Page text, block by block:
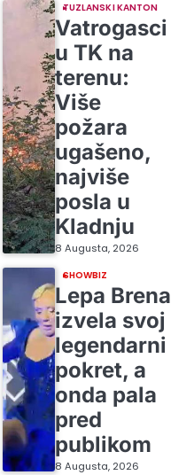
TUZLANSKI KANTON
Vatrogasci
u TK na
terenu:
Više
požara
ugašeno,
najviše
posla u
Kladnju
8 Augusta, 2026
SHOWBIZ
Lepa Brena
izvela svoj
legendarni
pokret, a
onda pala
pred
publikom
8 Augusta, 2026